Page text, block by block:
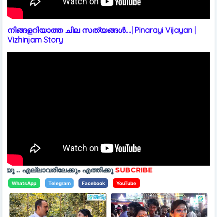
നിങ്ങളറിയാത്ത ചില സത്യങ്ങൾ....| Pinarayi Vijayan |
Vizhinjam Story
എത്തിക്കൂSUBCRIBE
WhatsApp Telegram Facebook YouTube